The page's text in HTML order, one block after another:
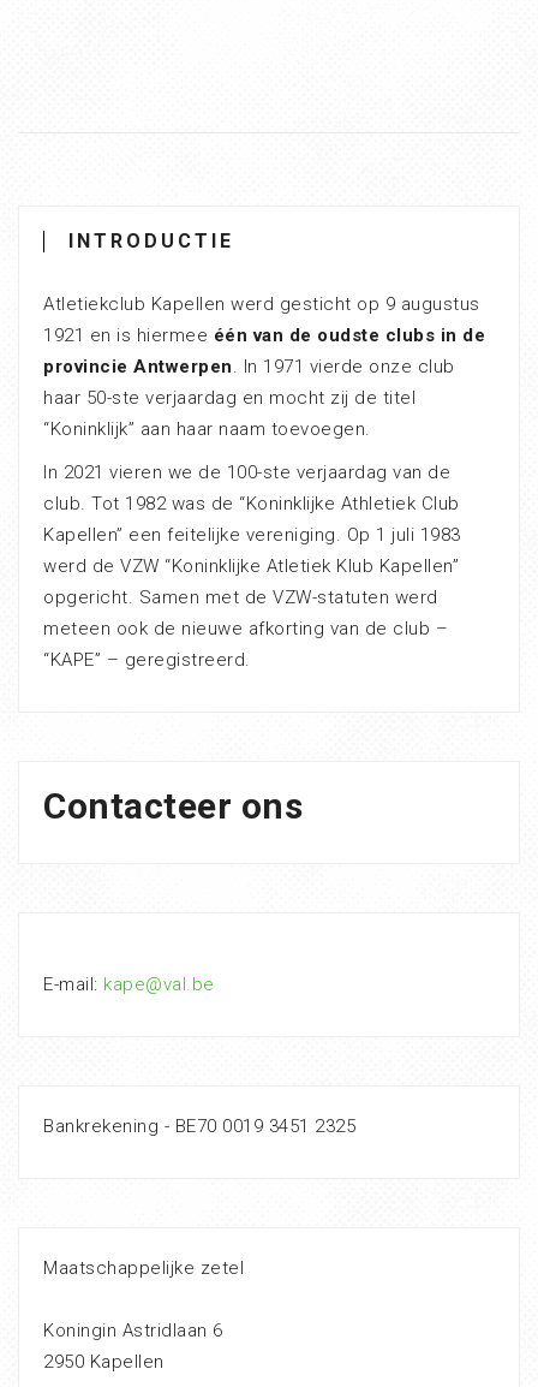
INTRODUCTIE
Atletiekclub Kapellen werd gesticht op 9 augustus
1921 en is hiermee één van de oudste clubs in de
provincie Antwerpen. In 1971 vierde onze club
haar 50-ste verjaardag en mocht zij de titel
“Koninklijk” aan haar naam toevoegen.
In 2021 vieren we de 100-ste verjaardag van de
club. Tot 1982 was de “Koninklijke Athletiek Club
Kapellen” een feitelijke vereniging. Op 1 juli 1983
werd de VZW “Koninklijke Atletiek Klub Kapellen”
opgericht. Samen met de VZW-statuten werd
meteen ook de nieuwe afkorting van de club –
“KAPE” – geregistreerd.
Contacteer ons
E-mail: kape@val.be
Bankrekening - BE70 0019 3451 2325
Maatschappelijke zetel
Koningin Astridlaan 6
2950 Kapellen